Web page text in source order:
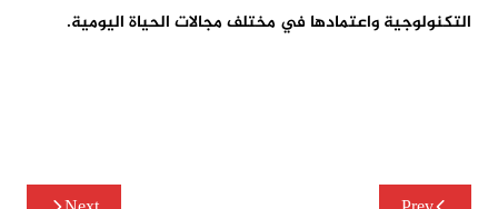
التكنولوجية واعتمادها في مختلف مجالات الحياة اليومية.
تصفّح